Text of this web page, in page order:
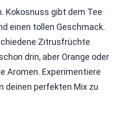
Kokosnuss gibt dem Tee
einen tollen Geschmack.
Zitrusfrüchte
drin, aber Orange oder
Aromen. Experimentiere
deinen perfekten Mix zu